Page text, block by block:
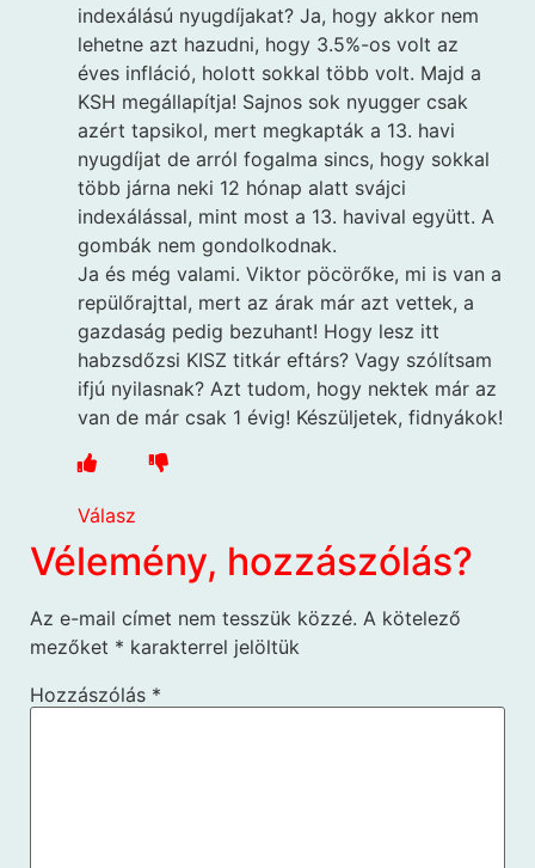
indexálású nyugdíjakat? Ja, hogy akkor nem
lehetne azt hazudni, hogy 3.5%-os volt az
éves infláció, holott sokkal több volt. Majd a
KSH megállapítja! Sajnos sok nyugger csak
azért tapsikol, mert megkapták a 13. havi
nyugdíjat de arról fogalma sincs, hogy sokkal
több járna neki 12 hónap alatt svájci
indexálással, mint most a 13. havival együtt. A
gombák nem gondolkodnak.
Ja és még valami. Viktor pöcörőke, mi is van a
repülőrajttal, mert az árak már azt vettek, a
gazdaság pedig bezuhant! Hogy lesz itt
habzsdőzsi KISZ titkár eftárs? Vagy szólítsam
ifjú nyilasnak? Azt tudom, hogy nektek már az
van de már csak 1 évig! Készüljetek, fidnyákok!
Válasz
Vélemény, hozzászólás?
Az e-mail címet nem tesszük közzé. A kötelező
mezőket * karakterrel jelöltük
Hozzászólás *